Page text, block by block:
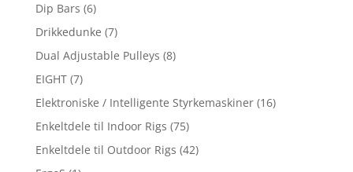
Dip Bars (6)
Drikkedunke (7)
Dual Adjustable Pulleys (8)
EIGHT (7)
Elektroniske / Intelligente Styrkemaskiner (16)
Enkeltdele til Indoor Rigs (75)
Enkeltdele til Outdoor Rigs (42)